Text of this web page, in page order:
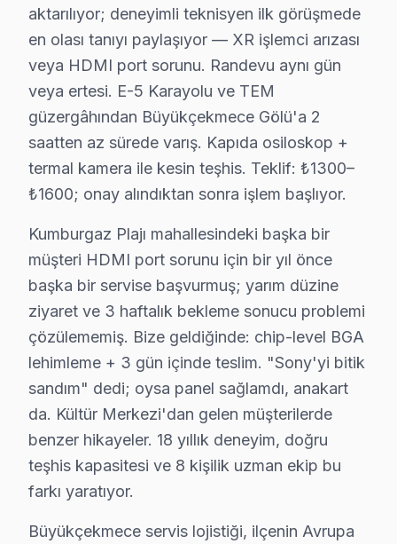
Sony TV Teknik Profil ve Servis Rehberi
Büyükçekmece'de Sony Panel Teknolojisi: Kapsamlı
Büyükçekmece'de sony, LED TV üretiminde kendi
Büyükçekmece Servisinde Sony İşlemci ve Yazılım
Büyükçekmece'de cognitive Processor XR,
Büyükçekmece'de Sony Yazılım Platformu
Büyükçekmece Servisimizde Sony Teşhis Yaklaşımı
Büyükçekmece'de sony ekran arıza tespitinde İlk
Büyükçekmece'de Sony Servisinde Öne Çıkan
1. Büyükçekmece'de HDMI port tamirinde orijinal
2. Büyükçekmece'de Acoustic Surface Audio+
3. Büyükçekmece'de XR işlemci reballing için 260-
4. Büyükçekmece'de Sony Android panel'lerde
5. Büyükçekmece'de söz konusu model OLED burn-
Büyükçekmece Servisimizde En Sık Gelen Sony
BRAVIA XR OLED A80K/A90K/A95K · BRAVIA XR
Büyükçekmece Sony Onarım Maliyet Rehberi (2025-
aktarılıyor; deneyimli teknisyen ilk görüşmede
en olası tanıyı paylaşıyor — XR işlemci arızası
veya HDMI port sorunu. Randevu aynı gün
veya ertesi. E-5 Karayolu ve TEM
güzergâhından Büyükçekmece Gölü'a 2
saatten az sürede varış. Kapıda osiloskop +
termal kamera ile kesin teşhis. Teklif: ₺1300–
₺1600; onay alındıktan sonra işlem başlıyor.
Kumburgaz Plajı mahallesindeki başka bir
müşteri HDMI port sorunu için bir yıl önce
başka bir servise başvurmuş; yarım düzine
ziyaret ve 3 haftalık bekleme sonucu problemi
çözülememiş. Bize geldiğinde: chip-level BGA
lehimleme + 3 gün içinde teslim. "Sony'yi bitik
sandım" dedi; oysa panel sağlamdı, anakart
da. Kültür Merkezi'dan gelen müşterilerde
benzer hikayeler. 18 yıllık deneyim, doğru
teşhis kapasitesi ve 8 kişilik uzman ekip bu
farkı yaratıyor.
Büyükçekmece servis lojistiği, ilçenin Avrupa